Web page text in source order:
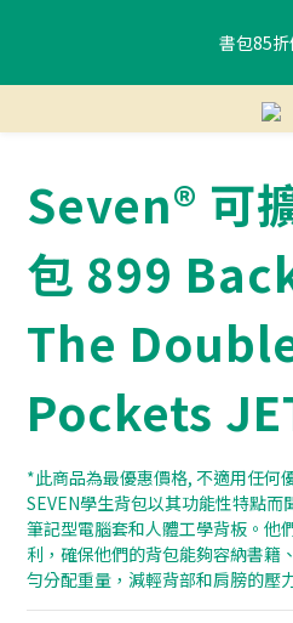
書包85折
書包85折
購物滿$400香港免運費
使用FPS或銀行轉賬付款滿
機)
書包85
Seven® 可
包 899
The
Pockets
*此商品為最優惠價格, 不適用任何
SEVEN學生背包以其功能性特點
筆記型電腦套和人體工學背板。他
利，確保他們的背包能夠容納書籍
勻分配重量，減輕背部和肩膀的壓